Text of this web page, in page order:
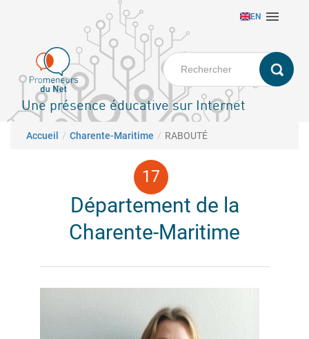
principal
EN 
Une présence éducative sur Internet
Fil d'Ariane
Accueil Charente-Maritime RABOUTÉ
Département de la
Charente-Maritime